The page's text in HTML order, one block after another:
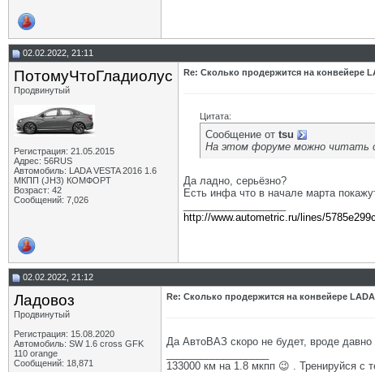
02.02.2022, 21:11
ПотомуЧтоГладиолус
Продвинутый
Регистрация: 21.05.2015
Адрес: 56RUS
Автомобиль: LADA VESTA 2016 1.6
МКПП (JH3) КОМФОРТ
Возраст: 42
Сообщений: 7,026
Re: Сколько продержится на конвейере
Цитата:
Сообщение от tsu
На этом форуме можно читать
Да ладно, серьёзно?
Есть инфа что в начале марта
http://www.autometric.ru/lines/
02.02.2022, 21:12
Ладовоз
Продвинутый
Регистрация: 15.08.2020
Автомобиль: SW 1.6 cross GFK
110 orange
Сообщений: 18,871
Re: Сколько продержится на конвейере LADA
Да АвтоВАЗ скоро не будет, вроде давно
133000 км на 1.8 мкпп 😉 . Тренируйся с